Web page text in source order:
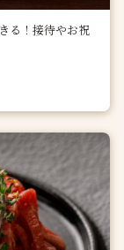
る！接待やお祝